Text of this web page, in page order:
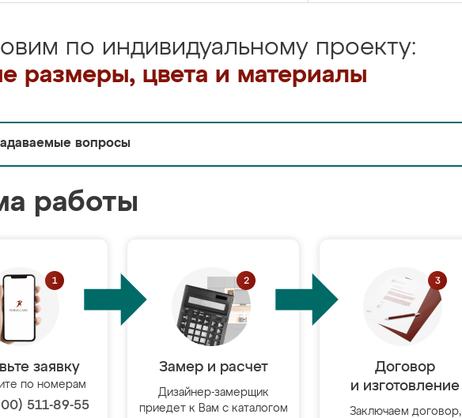
по индивидуальному проекту:
размеры, цвета и материалы
вопросы
работы
заявку
по номерам
511-89-55
Замер и расчет
Дизайнер-замерщик
приедет к Вам с каталогом
Договор
и изготовление
Заключаем договор,